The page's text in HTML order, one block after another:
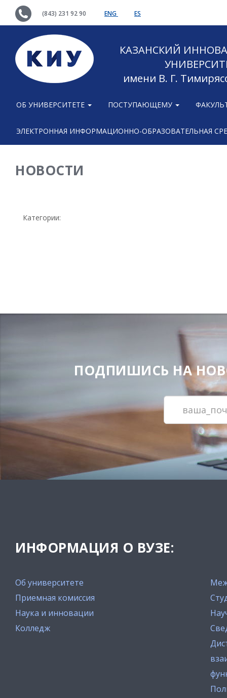
(843) 231 92 90 ENG ES
КАЗАНСКИЙ
имени В. Г.
ОБ УНИВЕРСИТЕТЕ ПОСТУПАЮЩЕМУ
ЭЛЕКТРОННАЯ ИНФОРМАЦИОННО-ОБРАЗОВАТЕЛЬНАЯ
НОВОСТИ
Категории:
ПОДПИШИСЬ НА
ИНФОРМАЦИЯ О ВУЗЕ:
Об университете
Приемная комиссия
Наука и инновации
Колледж